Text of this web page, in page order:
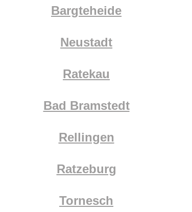
Bargteheide
Neustadt
Ratekau
Bad Bramstedt
Rellingen
Ratzeburg
Tornesch